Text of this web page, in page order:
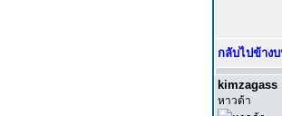
กลับไปข้าง
kimzagass
หาวด้า